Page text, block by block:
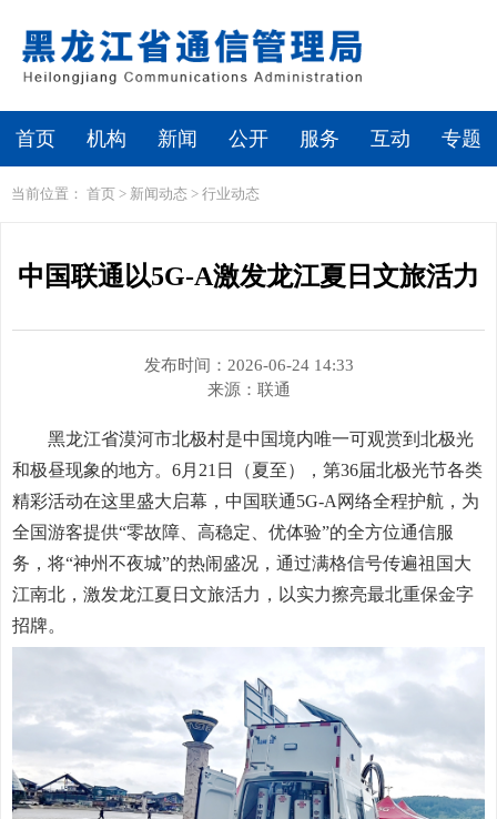
首页 机构 新闻 公开 服务 互动 专题
当前位置： 首页 > 新闻动态 > 行业动态
中国联通以5G-A激发龙江夏日文旅活力
发布时间：2026-06-24 14:33
来源： 联通
黑龙江省漠河市北极村是中国境内唯一可观赏到北极光
和极昼现象的地方。6月21日（夏至），第36届北极光节各类
精彩活动在这里盛大启幕，中国联通5G-A网络全程护航，为
全国游客提供“零故障、高稳定、优体验”的全方位通信服
务，将“神州不夜城”的热闹盛况，通过满格信号传遍祖国大
江南北，激发龙江夏日文旅活力，以实力擦亮最北重保金字
招牌。